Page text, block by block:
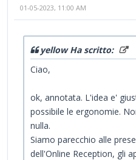
01-05-2023, 11:00 AM
yellow Ha scritto:
Ciao,
ok, annotata. L'idea e'
possibile le ergonomie.
nulla.
Siamo parecchio alle
dell'Online Reception, gli